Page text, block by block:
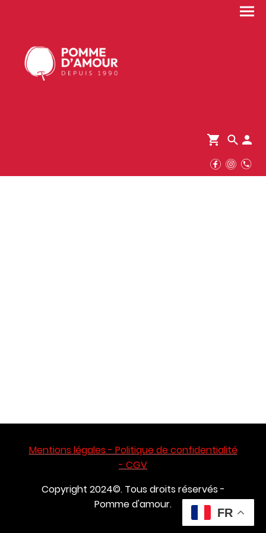
Mentions légales - Politique de confidentialité
- CGV
Copyright 2024©. Tous droits réservés -
Pomme d'amour.
FR